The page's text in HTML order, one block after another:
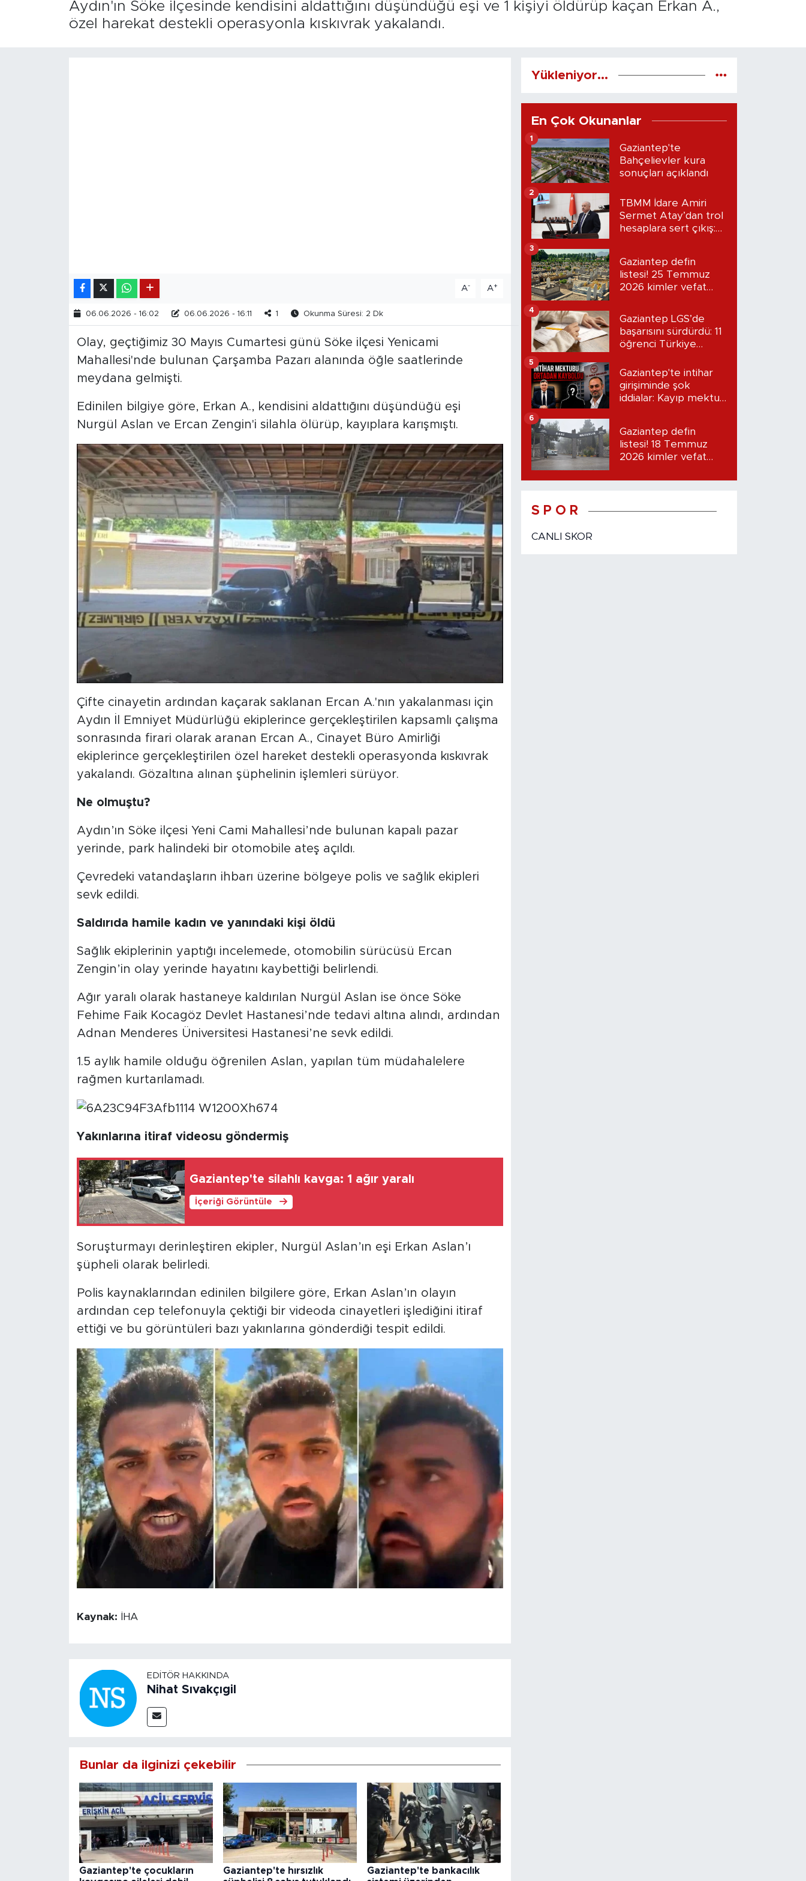
Aydın'ın Söke ilçesinde kendisini aldattığını düşündüğü eşi ve 1 kişiyi öldürüp kaçan Erkan A.,
özel harekat destekli operasyonla kıskıvrak yakalandı.
A- A+
06.06.2026 - 16:02 06.06.2026 - 16:11 1 Okunma Süresi: 2 Dk
Olay, geçtiğimiz 30 Mayıs Cumartesi günü Söke ilçesi Yenicami
Mahallesi'nde bulunan Çarşamba Pazarı alanında öğle saatlerinde
meydana gelmişti.
Edinilen bilgiye göre, Erkan A., kendisini aldattığını düşündüğü eşi
Nurgül Aslan ve Ercan Zengin'i silahla ölürüp, kayıplara karışmıştı.
Çifte cinayetin ardından kaçarak saklanan Ercan A.'nın yakalanması için
Aydın İl Emniyet Müdürlüğü ekiplerince gerçekleştirilen kapsamlı çalışma
sonrasında firari olarak aranan Ercan A., Cinayet Büro Amirliği
ekiplerince gerçekleştirilen özel hareket destekli operasyonda kıskıvrak
yakalandı. Gözaltına alınan şüphelinin işlemleri sürüyor.
Ne olmuştu?
Aydın’ın Söke ilçesi Yeni Cami Mahallesi’nde bulunan kapalı pazar
yerinde, park halindeki bir otomobile ateş açıldı.
Çevredeki vatandaşların ihbarı üzerine bölgeye polis ve sağlık ekipleri
sevk edildi.
Saldırıda hamile kadın ve yanındaki kişi öldü
Sağlık ekiplerinin yaptığı incelemede, otomobilin sürücüsü Ercan
Zengin’in olay yerinde hayatını kaybettiği belirlendi.
Ağır yaralı olarak hastaneye kaldırılan Nurgül Aslan ise önce Söke
Fehime Faik Kocagöz Devlet Hastanesi’nde tedavi altına alındı, ardından
Adnan Menderes Üniversitesi Hastanesi’ne sevk edildi.
1.5 aylık hamile olduğu öğrenilen Aslan, yapılan tüm müdahalelere
rağmen kurtarılamadı.
Yakınlarına itiraf videosu göndermiş
Gaziantep'te silahlı kavga: 1 ağır yaralı
İçeriği Görüntüle
Soruşturmayı derinleştiren ekipler, Nurgül Aslan’ın eşi Erkan Aslan’ı
şüpheli olarak belirledi.
Polis kaynaklarından edinilen bilgilere göre, Erkan Aslan’ın olayın
ardından cep telefonuyla çektiği bir videoda cinayetleri işlediğini itiraf
ettiği ve bu görüntüleri bazı yakınlarına gönderdiği tespit edildi.
Kaynak: İHA
EDITÖR HAKKINDA
Nihat Sıvakçıgil
Bunlar da ilginizi çekebilir
Gaziantep'te çocukların
Gaziantep'te hırsızlık
Gaziantep'te bankacılık
Yükleniyor...
En Çok Okunanlar
Gaziantep'te
Bahçelievler kura
sonuçları açıklandı
1
TBMM İdare Amiri
Sermet Atay’dan trol
hesaplara sert çıkış:
2
Gaziantep defin
listesi! 25 Temmuz
2026 kimler vefat
3
Gaziantep LGS’de
başarısını sürdürdü: 11
öğrenci Türkiye
4
Gaziantep'te intihar
girişiminde şok
iddialar: Kayıp mektup
5
Gaziantep defin
listesi! 18 Temmuz
2026 kimler vefat
6
S P O R
CANLI SKOR